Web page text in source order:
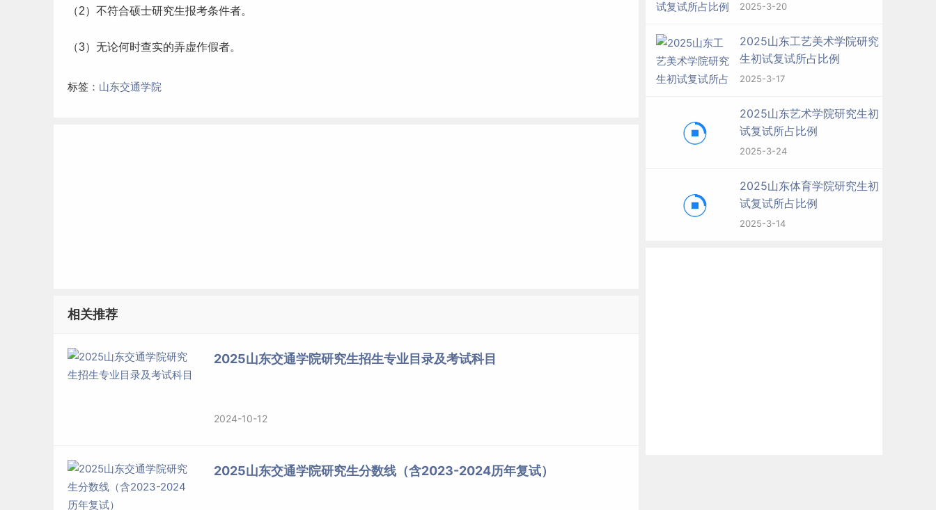
（2）不符合硕士研究生报考条件者。
（3）无论何时查实的弄虚作假者。
标签： 山东交通学院
相关推荐
2025山东交通学院研究生招生专业目录及考试科目
2024-10-12
2025山东交通学院研究生分数线（含2023-2024历年复试）
2025-3-20
2025山东工艺美术学院研究
生初试复试所占比例
2025-3-17
2025山东艺术学院研究生初
试复试所占比例
2025-3-24
2025山东体育学院研究生初
试复试所占比例
2025-3-14